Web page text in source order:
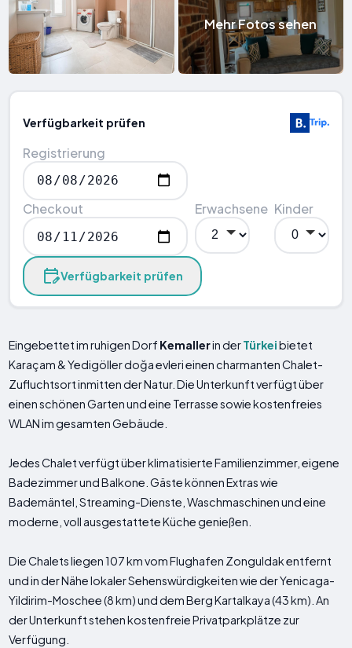
Mehr Fotos sehen
Verfügbarkeit prüfen
Registrierung
Checkout Erwachsene Kinder
Verfügbarkeit prüfen
Eingebettet im ruhigen Dorf Kemallerin derTürkeibietet
Karaçam & Yedigöller doğa evleri einen charmanten Chalet-
Zufluchtsort inmitten der Natur. Die Unterkunft verfügt über
einen schönen Garten und eine Terrasse sowie kostenfreies
WLAN im gesamten Gebäude.
Jedes Chalet verfügt über klimatisierte Familienzimmer, eigene
Badezimmer und Balkone. Gäste können Extras wie
Bademäntel, Streaming-Dienste, Waschmaschinen und eine
moderne, voll ausgestattete Küche genießen.
Die Chalets liegen 107 km vom Flughafen Zonguldak entfernt
und in der Nähe lokaler Sehenswürdigkeiten wie der Yenicaga-
Yildirim-Moschee (8 km) und dem Berg Kartalkaya (43 km). An
der Unterkunft stehen kostenfreie Privatparkplätze zur
Verfügung.